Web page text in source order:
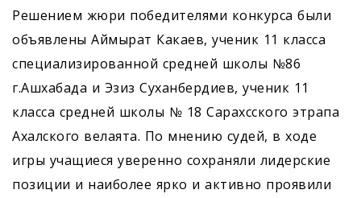
Решением жюри победителями конкурса были
объявлены Аймырат Какаев, ученик 11 класса
специализированной средней школы №86
г.Ашхабада и Эзиз Суханбердиев, ученик 11
класса средней школы № 18 Сарахсского этрапа
Ахалского велаята. По мнению судей, в ходе
игры учащиеся уверенно сохраняли лидерские
позиции и наиболее ярко и активно проявили